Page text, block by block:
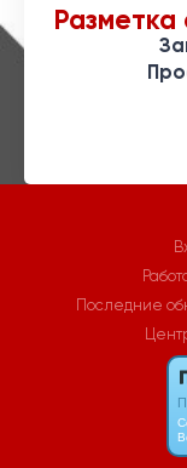
Последние